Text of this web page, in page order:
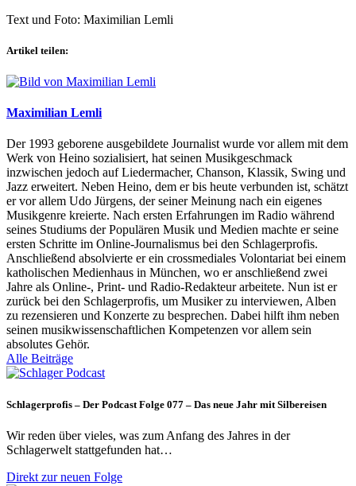
Text und Foto: Maximilian Lemli
Artikel teilen:
Maximilian Lemli
Der 1993 geborene ausgebildete Journalist wurde vor allem mit dem
Werk von Heino sozialisiert, hat seinen Musikgeschmack
inzwischen jedoch auf Liedermacher, Chanson, Klassik, Swing und
Jazz erweitert. Neben Heino, dem er bis heute verbunden ist, schätzt
er vor allem Udo Jürgens, der seiner Meinung nach ein eigenes
Musikgenre kreierte. Nach ersten Erfahrungen im Radio während
seines Studiums der Populären Musik und Medien machte er seine
ersten Schritte im Online-Journalismus bei den Schlagerprofis.
Anschließend absolvierte er ein crossmediales Volontariat bei einem
katholischen Medienhaus in München, wo er anschließend zwei
Jahre als Online-, Print- und Radio-Redakteur arbeitete. Nun ist er
zurück bei den Schlagerprofis, um Musiker zu interviewen, Alben
zu rezensieren und Konzerte zu besprechen. Dabei hilft ihm neben
seinen musikwissenschaftlichen Kompetenzen vor allem sein
absolutes Gehör.
Alle Beiträge
Schlagerprofis – Der Podcast Folge 077 – Das neue Jahr mit Silbereisen
Wir reden über vieles, was zum Anfang des Jahres in der
Schlagerwelt stattgefunden hat…
Direkt zur neuen Folge